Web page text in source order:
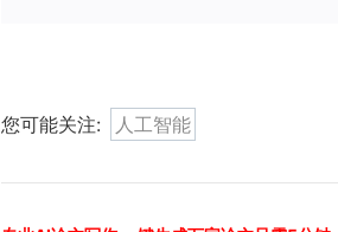
您可能关注: 人工智能